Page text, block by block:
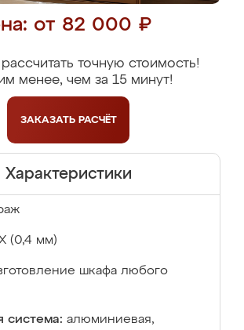
от 82 000 ₽
точную стоимость!
менее, чем за 15 минут!
ЗАКАЗАТЬ РАСЧЁТ
Характеристики
(0,4 мм)
шкафа любого
система: алюминиевая,